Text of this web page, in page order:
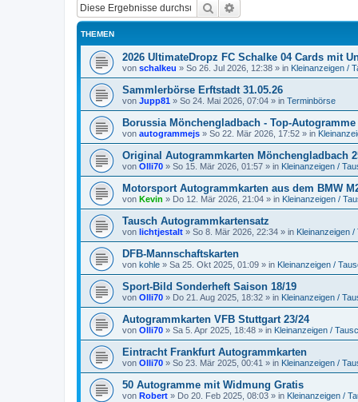
Suche
THEMEN
2026 UltimateDropz FC Schalke 04 Cards mit
von schalkeu » So 26. Jul 2026, 12:38 » in Kleinanzeigen /
Sammlerbörse Erftstadt 31.05.26
von Jupp81 » So 24. Mai 2026, 07:04 » in Terminbörse
Borussia Mönchengladbach - Top-
von autogrammejs » So 22. Mär 2026, 17:52 » in
Original Autogrammkarten Mönchengladbach
von Olli70 » So 15. Mär 2026, 01:57 » in Kleinanzeigen /
Motorsport Autogrammkarten aus dem BMW
von Kevin » Do 12. Mär 2026, 21:04 » in Kleinanzeigen /
Tausch Autogrammkartensatz
von lichtjestalt » So 8. Mär 2026, 22:34 » in Kleinanzeigen
DFB-Mannschaftskarten
von kohle » Sa 25. Okt 2025, 01:09 » in Kleinanzeigen /
Sport-Bild Sonderheft Saison 18/19
von Olli70 » Do 21. Aug 2025, 18:32 » in Kleinanzeigen /
Autogrammkarten VFB Stuttgart 23/24
von Olli70 » Sa 5. Apr 2025, 18:48 » in Kleinanzeigen /
Eintracht Frankfurt Autogrammkarten
von Olli70 » So 23. Mär 2025, 00:41 » in Kleinanzeigen /
50 Autogramme mit Widmung Gratis
von Robert » Do 20. Feb 2025, 08:03 » in Kleinanzeigen /